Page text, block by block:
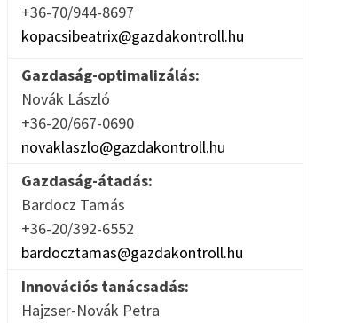
+36-70/944-8697
kopacsibeatrix@gazdakontroll.hu
Gazdaság-optimalizálás:
Novák László
+36-20/667-0690
novaklaszlo@gazdakontroll.hu
Gazdaság-átadás:
Bardocz Tamás
+36-20/392-6552
bardocztamas@gazdakontroll.hu
Innovációs tanácsadás:
Hajzser-Novák Petra